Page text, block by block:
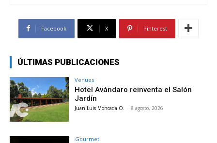
Facebook X Pinterest
ÚLTIMAS PUBLICACIONES
Venues
Hotel Avándaro reinventa el Salón
Jardín
Juan Luis Moncada O. - 8 agosto, 2026
Gourmet